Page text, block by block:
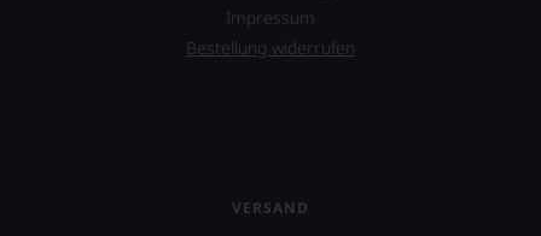
Impressum
Bestellung widerrufen
VERSAND